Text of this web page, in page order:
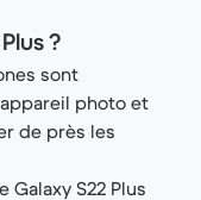
?
sont
photo et
de près les
S22 Plus